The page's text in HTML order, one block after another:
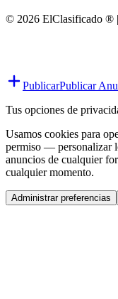
© 2026 ElClasificado ®
PublicarPublicar
Tus opciones de
Usamos cookies para
permiso — personalizar
anuncios de cualquier
cualquier momento.
Administrar preferencias